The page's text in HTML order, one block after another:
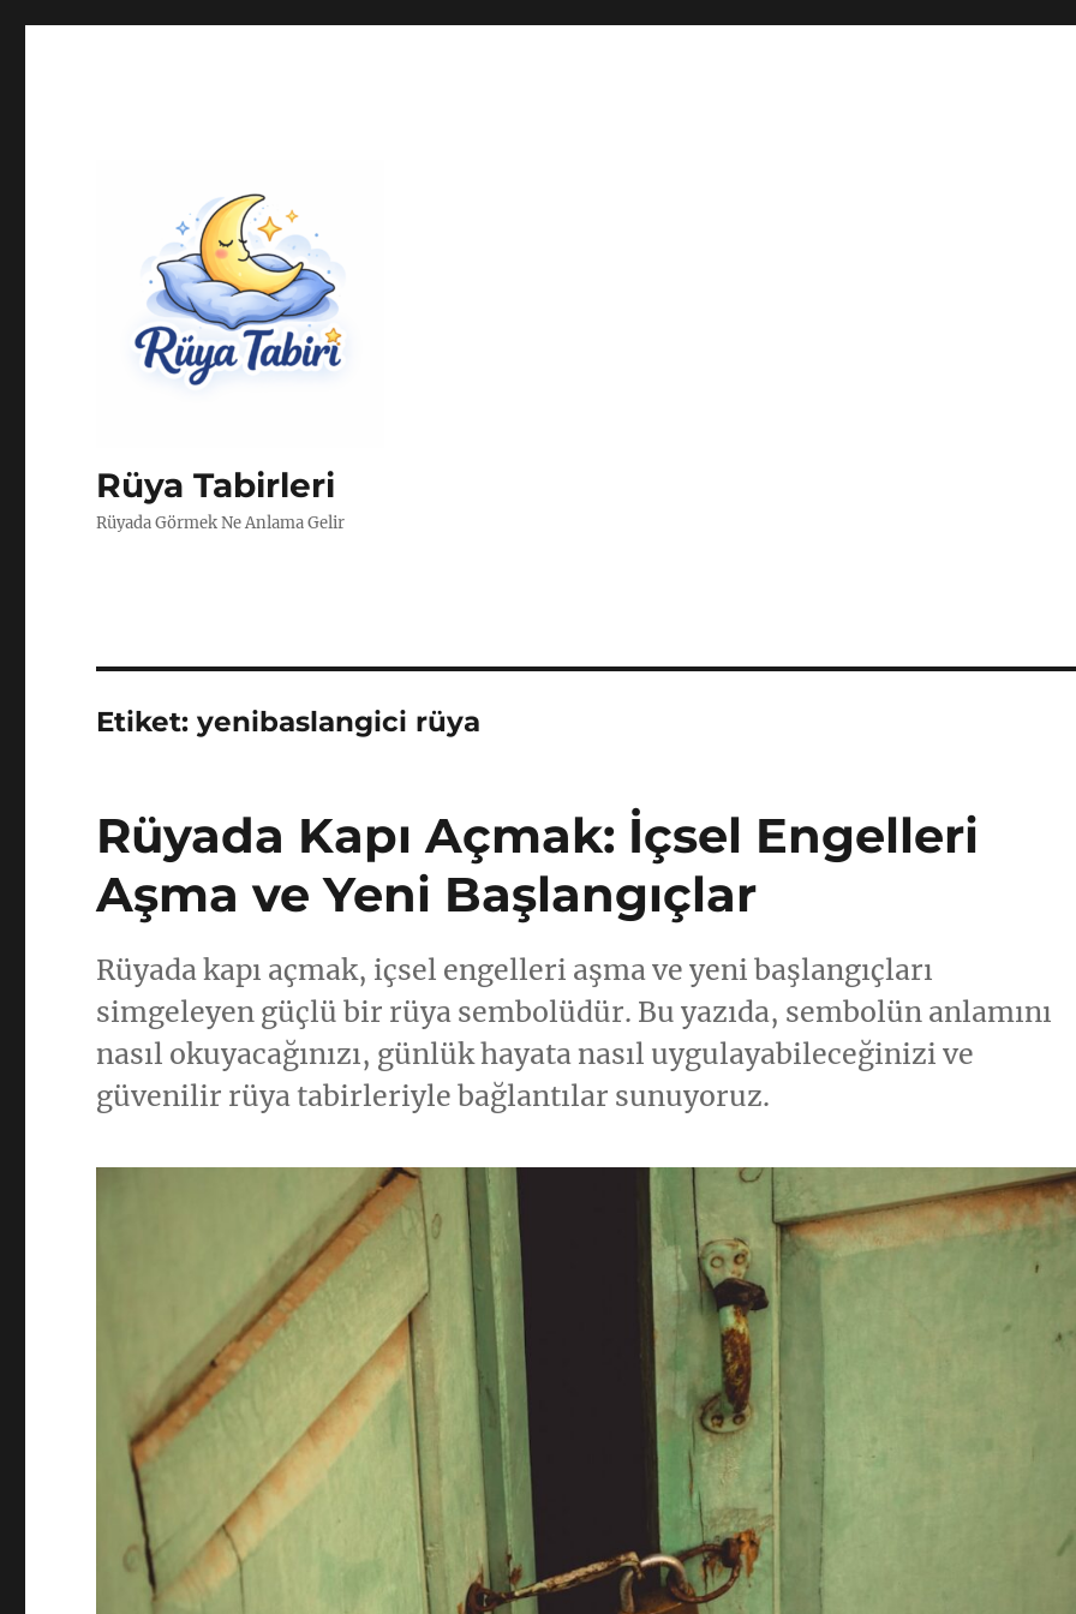
Rüya Tabirleri
Rüyada Görmek Ne Anlama Gelir
Etiket:yenibaslangici rüya
Rüyada Kapı Açmak: İçsel Engelleri
Aşma ve Yeni Başlangıçlar
Rüyada kapı açmak, içsel engelleri aşma ve yeni başlangıçları
simgeleyen güçlü bir rüya sembolüdür. Bu yazıda, sembolün anlamını
nasıl okuyacağınızı, günlük hayata nasıl uygulayabileceğinizi ve
güvenilir rüya tabirleriyle bağlantılar sunuyoruz.